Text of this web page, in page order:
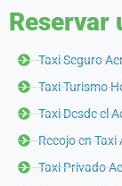
Reservar
Taxi Seguro
Taxi Turismo
Taxi Desde el
Recojo en
Taxi Privado